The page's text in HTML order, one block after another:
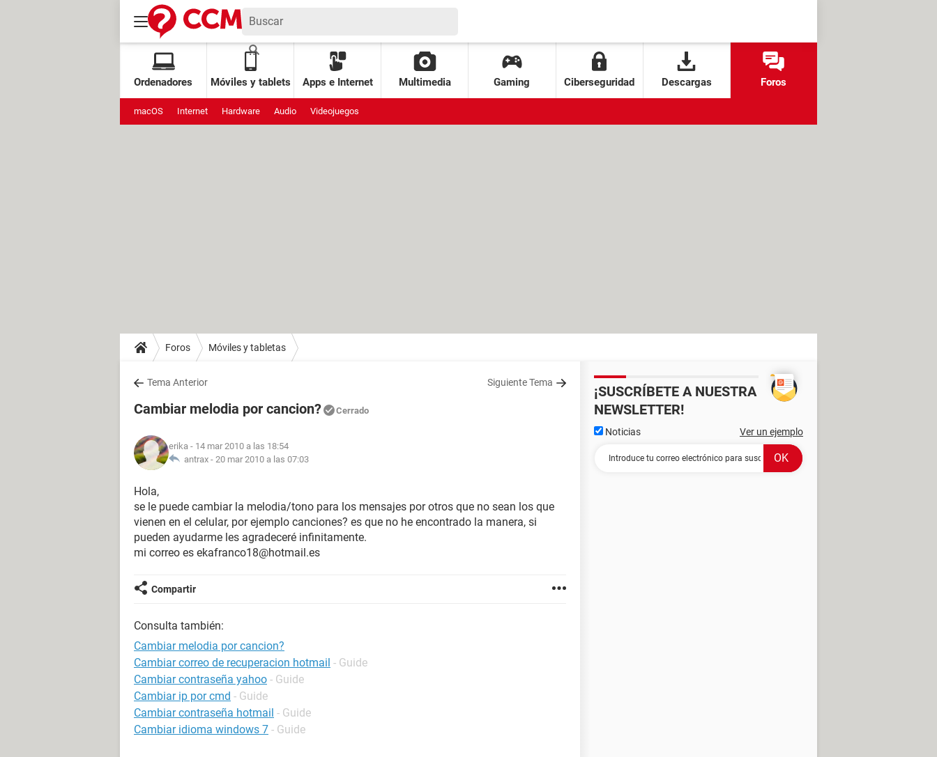
Ordenadores Móviles y tablets Apps e Internet Multimedia Gaming Ciberseguridad Descargas Foros
macOS Internet Hardware Audio Videojuegos
Foros Móviles y tabletas
Tema Anterior Siguiente Tema
Cambiar melodia por cancion? Cerrado
erika - 14 mar 2010 a las 18:54
antrax - 20 mar 2010 a las 07:03
Hola,
se le puede cambiar la melodia/tono para los mensajes por otros que no sean los que
vienen en el celular, por ejemplo canciones? es que no he encontrado la manera, si
pueden ayudarme les agradeceré infinitamente.
mi correo es ekafranco18@hotmail.es
Compartir
Consulta también:
Cambiar melodia por cancion?
Cambiar correo de recuperacion hotmail - Guide
Cambiar contraseña yahoo - Guide
Cambiar ip por cmd - Guide
Cambiar contraseña hotmail - Guide
Cambiar idioma windows 7 - Guide
¡SUSCRÍBETE A NUESTRA
NEWSLETTER!
Noticias Ver un ejemplo